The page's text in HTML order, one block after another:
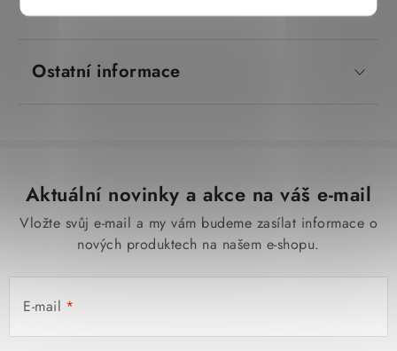
Ochrana osobních údajů
Ostatní informace
Aktuální novinky a akce na váš e-mail
Vložte svůj e-mail a my vám budeme zasílat informace o
nových produktech na našem e-shopu.
E-mail